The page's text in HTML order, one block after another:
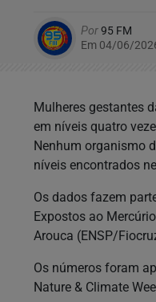
Por95 FM
Em 04/06/
Mulheres gestantes
em níveis quatro
Nenhum organismo
níveis encontrados
Os dados fazem
Expostos ao
Arouca (ENSP/
Os números foram
Nature & Climate